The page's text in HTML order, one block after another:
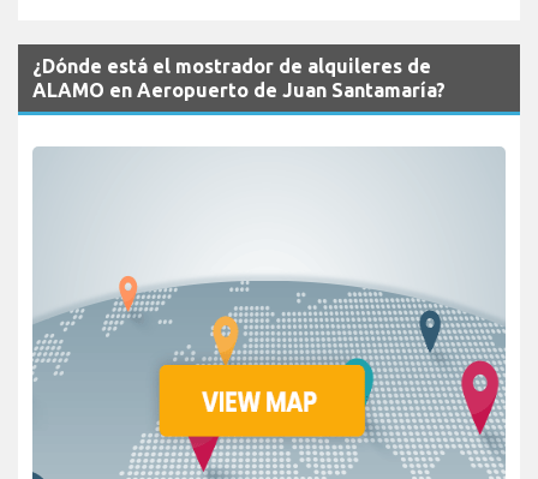
¿Dónde está el mostrador de alquileres de
ALAMO en Aeropuerto de Juan Santamaría?